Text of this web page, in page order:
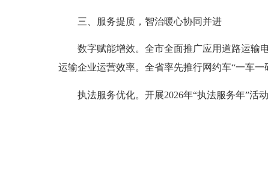
三、服务提质，智治暖心协同并进
数字赋能增效。全市全面推广应用道路运输电
运输企业运营效率。全省率先推行网约车“一车
执法服务优化。开展2026年“执法服务年”活动